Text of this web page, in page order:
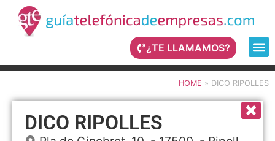
¿TE LLAMAMOS?
HOME » DICO RIPOLLES
DICO RIPOLLES